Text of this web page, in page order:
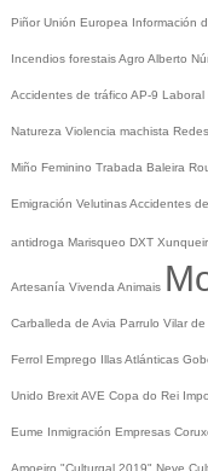
Piñor Unión Europea Información
Incendios forestaisAgro Alberto
Accidentes de tráfico AP-9 Laboral
Natureza Violencia machista Redes
Miño Feminino Trabada Baleira
Emigración VelutinasAccidentes
antidroga Marisqueo DXT
Artesanía Vivenda Animais
Carballeda de Avia Parrulo Vilar de
Ferrol Emprego Illas Atlánticas
Unido BrexitAVE Copa do Rei
Eume Inmigración Empresas
Amoeiro "Culturgal 2019" Neve